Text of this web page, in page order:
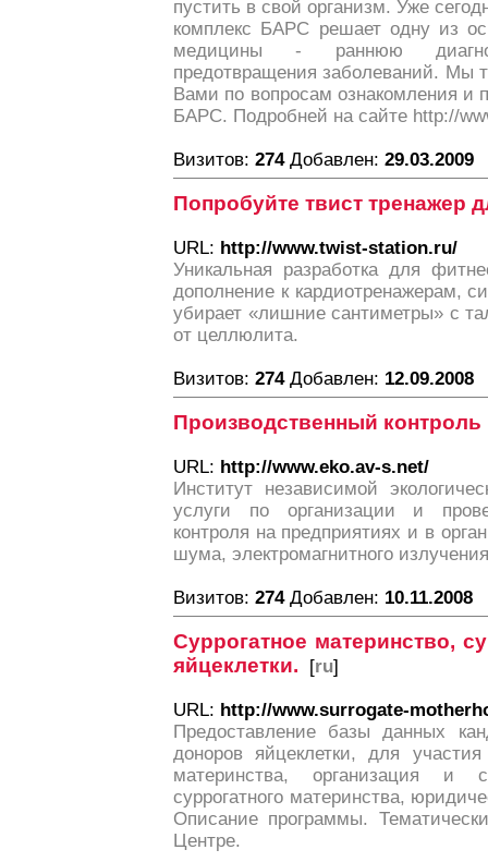
пустить в свой организм. Уже
комплекс БАРС решает одну из
медицины - раннюю
предотвращения заболеваний. Мы
Вами по вопросам ознакомления и
БАРС. Подробней на сайте http://
Визитов: 274Добавлен: 29.03.2009
Попробуйте твист тренажер
URL: http://www.twist-station.ru/
Уникальная разработка для
дополнение к кардиотренажерам,
убирает «лишние сантиметры» с
от целлюлита.
Визитов: 274Добавлен: 12.09.2008
Производственный контроль
URL: http://www.eko.av-s.net/
Институт независимой
услуги по организации и
контроля на предприятиях и в
шума, электромагнитного
Визитов: 274Добавлен: 10.11.2008
Суррогатное материнство,
яйцеклетки. [ru]
URL: http://www.surrogate-
Предоставление базы данных
доноров яйцеклетки, для
материнства, организация и
суррогатного материнства,
Описание программы.
Центре.